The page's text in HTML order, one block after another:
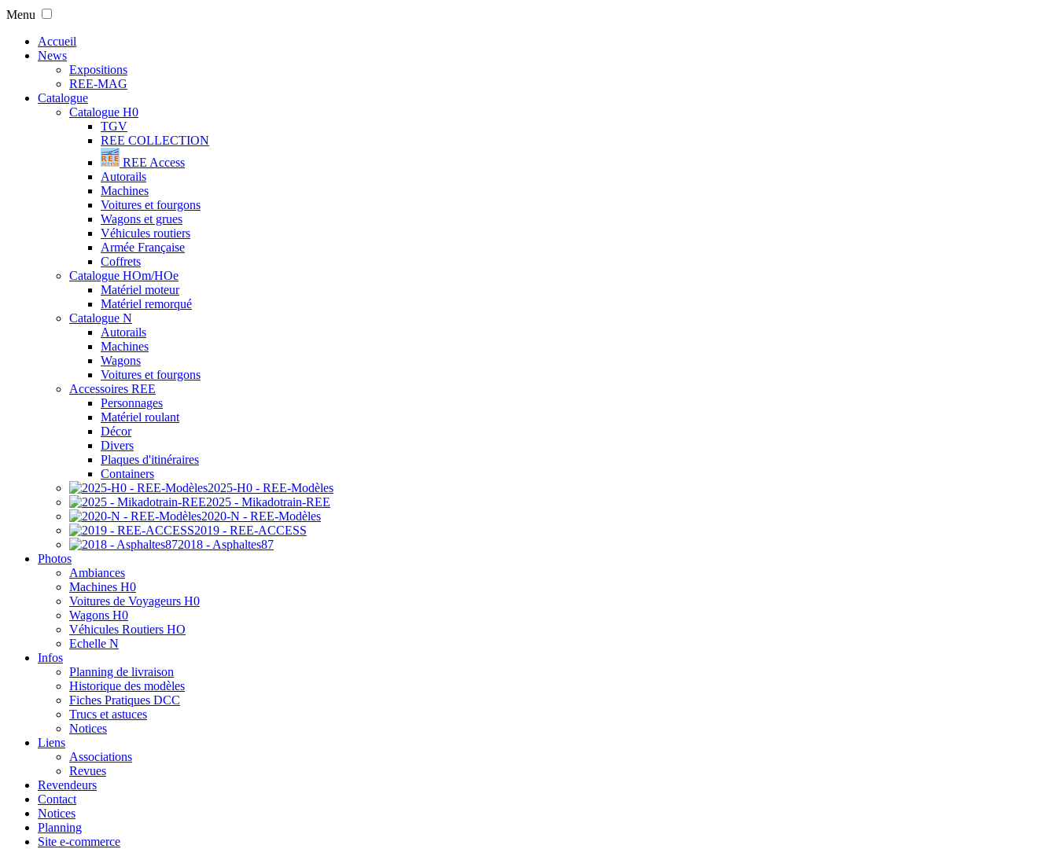
Menu
Accueil
News
Expositions
REE-MAG
Catalogue
Catalogue H0
TGV
REE COLLECTION
REE Access
Autorails
Machines
Voitures et fourgons
Wagons et grues
Véhicules routiers
Armée Française
Coffrets
Catalogue HOm/HOe
Matériel moteur
Matériel remorqué
Catalogue N
Autorails
Machines
Wagons
Voitures et fourgons
Accessoires REE
Personnages
Matériel roulant
Décor
Divers
Plaques d'itinéraires
Containers
2025-H0 - REE-Modèles
2025 - Mikadotrain-REE
2020-N - REE-Modèles
2019 - REE-ACCESS
2018 - Asphaltes87
Photos
Ambiances
Machines H0
Voitures de Voyageurs H0
Wagons H0
Véhicules Routiers HO
Echelle N
Infos
Planning de livraison
Historique des modèles
Fiches Pratiques DCC
Trucs et astuces
Notices
Liens
Associations
Revues
Revendeurs
Contact
Notices
Planning
Site e-commerce